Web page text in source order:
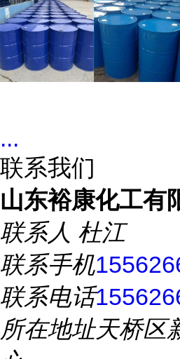
...
联系我们
山东裕康化工有
联系人 杜江
联系手机
联系电话
所在地址天桥区